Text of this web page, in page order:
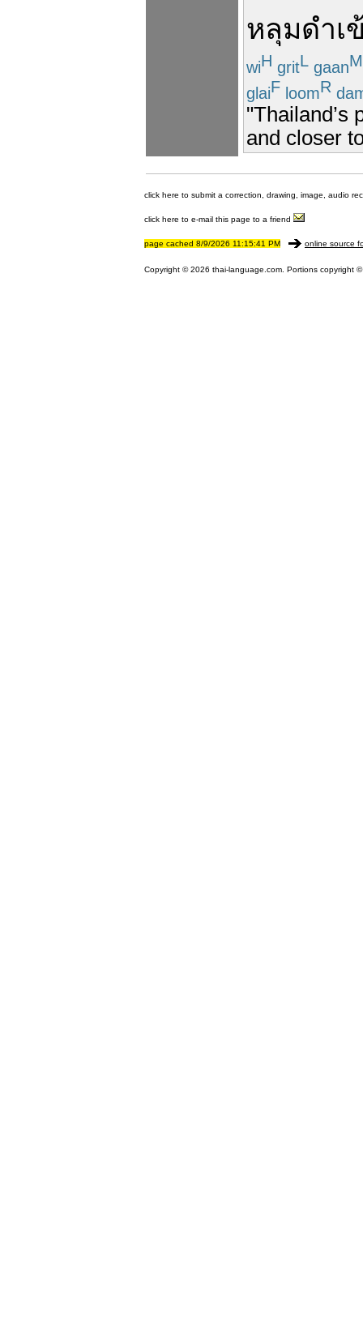
หลุมดำเ
wiH gritL gaanM
glaiF loomR
"Thailand’s
and closer
click here to submit a correction, drawing, image, audio
click here to e-mail this page to a friend
page cached 8/9/2026 11:15:41 PM online source
Copyright © 2026 thai-language.com. Portions copyright